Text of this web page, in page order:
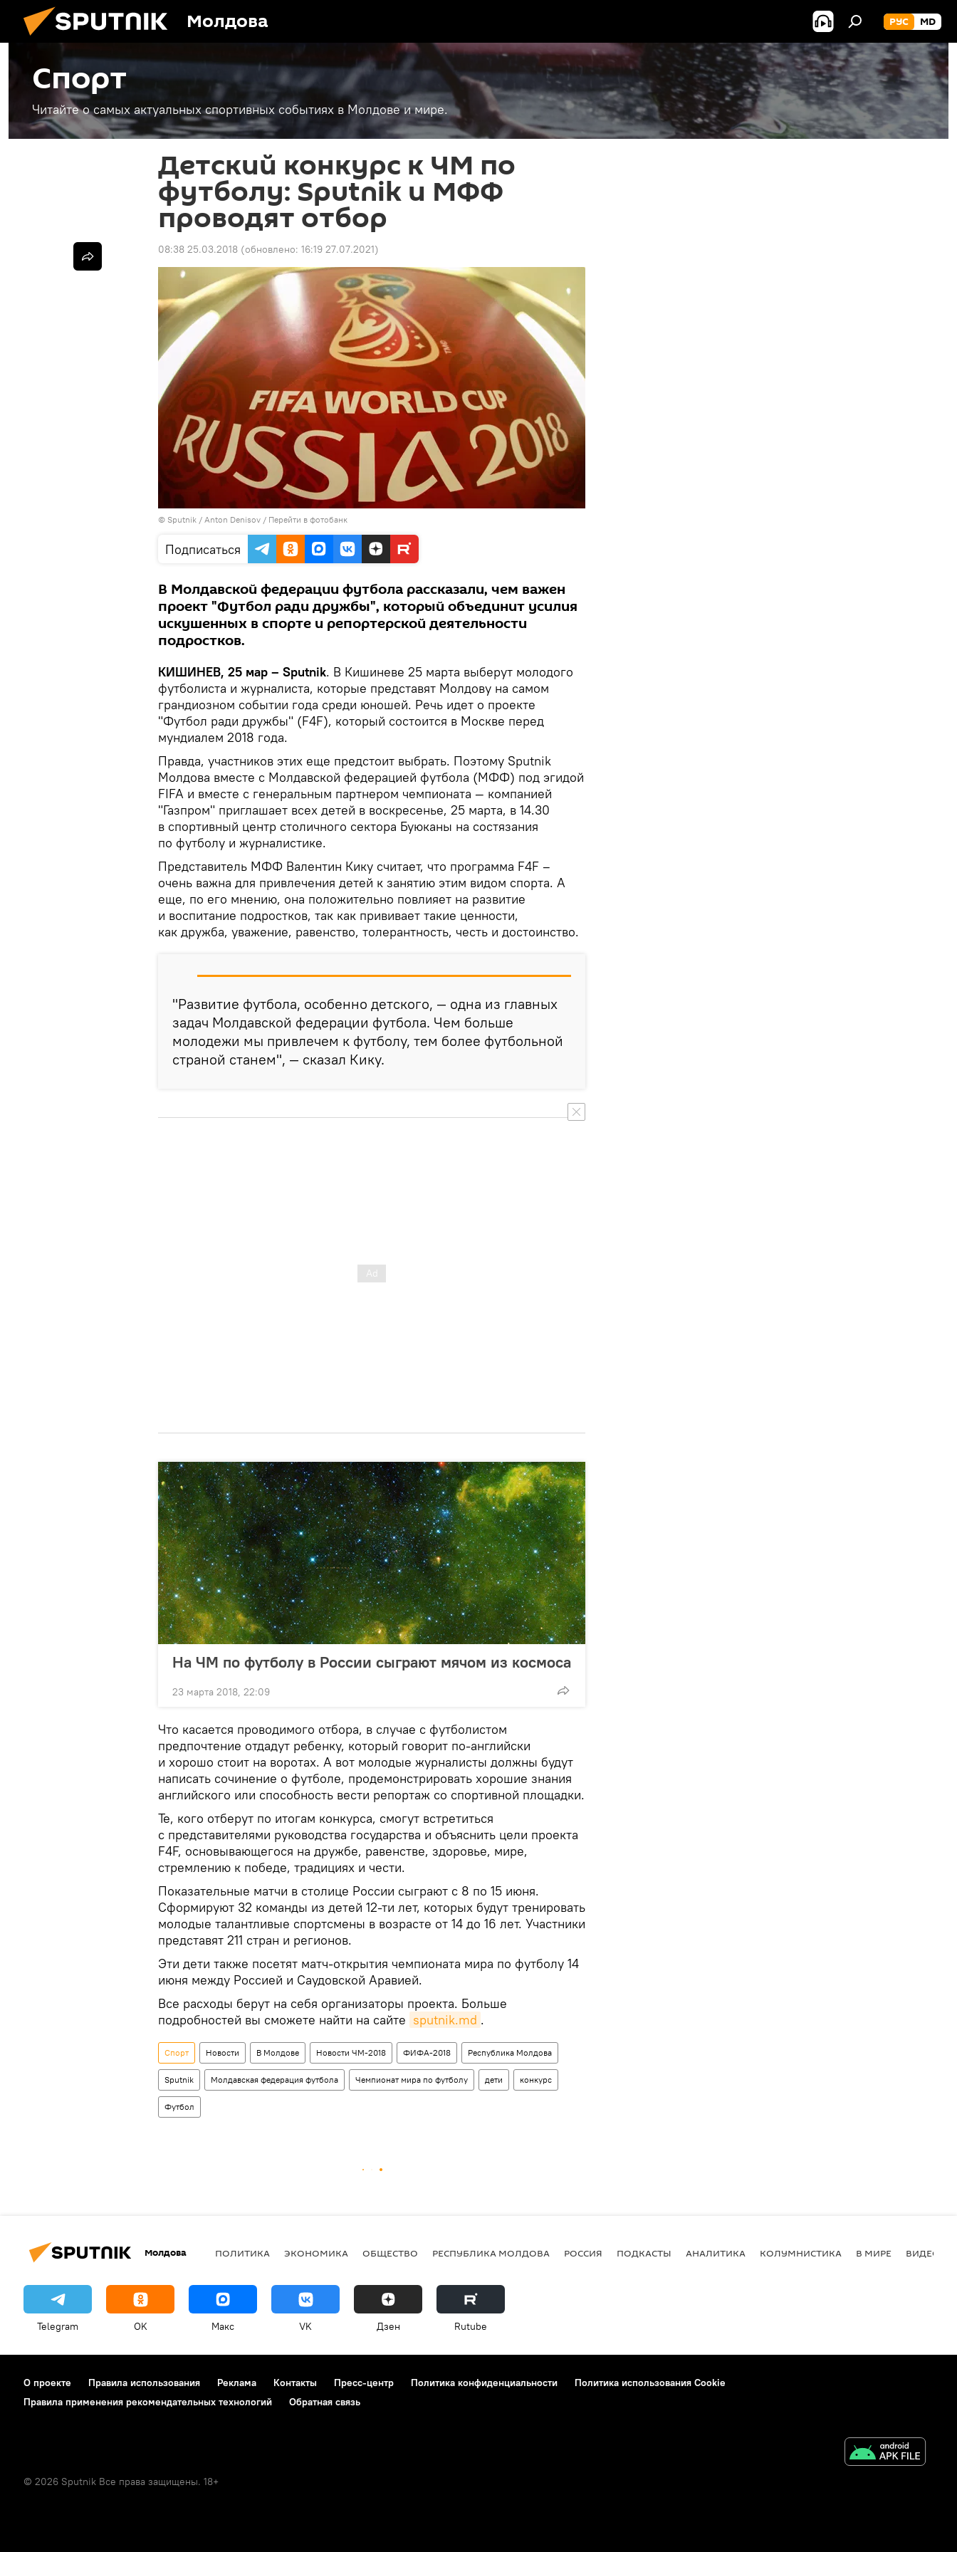
Молдова РУС MD
Спорт
Читайте о самых актуальных спортивных событиях в Молдове и мире.
Детский конкурс к ЧМ по
футболу: Sputnik и МФФ
проводят отбор
08:38 25.03.2018 (обновлено: 16:19 27.07.2021)
© Sputnik / Anton Denisov / Перейти в фотобанк
Подписаться
В Молдавской федерации футбола рассказали, чем важен
проект "Футбол ради дружбы", который объединит усилия
искушенных в спорте и репортерской деятельности
подростков.
КИШИНЕВ, 25 мар – Sputnik. В Кишиневе 25 марта выберут молодого
футболиста и журналиста, которые представят Молдову на самом
грандиозном событии года среди юношей. Речь идет о проекте
"Футбол ради дружбы" (F4F), который состоится в Москве перед
мундиалем 2018 года.
Правда, участников этих еще предстоит выбрать. Поэтому Sputnik
Молдова вместе с Молдавской федерацией футбола (МФФ) под эгидой
FIFA и вместе с генеральным партнером чемпионата — компанией
"Газпром" приглашает всех детей в воскресенье, 25 марта, в 14.30
в спортивный центр столичного сектора Буюканы на состязания
по футболу и журналистике.
Представитель МФФ Валентин Кику считает, что программа F4F –
очень важна для привлечения детей к занятию этим видом спорта. А
еще, по его мнению, она положительно повлияет на развитие
и воспитание подростков, так как прививает такие ценности,
как дружба, уважение, равенство, толерантность, честь и достоинство.
"Развитие футбола, особенно детского, — одна из главных
задач Молдавской федерации футбола. Чем больше
молодежи мы привлечем к футболу, тем более футбольной
страной станем", — сказал Кику.
На ЧМ по футболу в России сыграют мячом из космоса
23 марта 2018, 22:09
Что касается проводимого отбора, в случае с футболистом
предпочтение отдадут ребенку, который говорит по-английски
и хорошо стоит на воротах. А вот молодые журналисты должны будут
написать сочинение о футболе, продемонстрировать хорошие знания
английского или способность вести репортаж со спортивной площадки.
Те, кого отберут по итогам конкурса, смогут встретиться
с представителями руководства государства и объяснить цели проекта
F4F, основывающегося на дружбе, равенстве, здоровье, мире,
стремлению к победе, традициях и чести.
Показательные матчи в столице России сыграют с 8 по 15 июня.
Сформируют 32 команды из детей 12-ти лет, которых будут тренировать
молодые талантливые спортсмены в возрасте от 14 до 16 лет. Участники
представят 211 стран и регионов.
Эти дети также посетят матч-открытия чемпионата мира по футболу 14
июня между Россией и Саудовской Аравией.
Все расходы берут на себя организаторы проекта. Больше
подробностей вы сможете найти на сайте sputnik.md .
Спорт Новости В Молдове Новости ЧМ-2018 ФИФА-2018 Республика Молдова
Sputnik Молдавская федерация футбола Чемпионат мира по футболу дети конкурс
Футбол
Молдова ПОЛИТИКА ЭКОНОМИКА ОБЩЕСТВО РЕСПУБЛИКА МОЛДОВА РОССИЯ ПОДКАСТЫ АНАЛИТИКА КОЛУМНИСТИКА В МИРЕ ВИДЕО
Telegram OK Макс VK Дзен Rutube
О проекте Правила использования Реклама Контакты Пресс-центр Политика конфиденциальности
Политика использования Cookie
Правила применения рекомендательных технологий
Обратная связь
© 2026 Sputnik Все права защищены. 18+